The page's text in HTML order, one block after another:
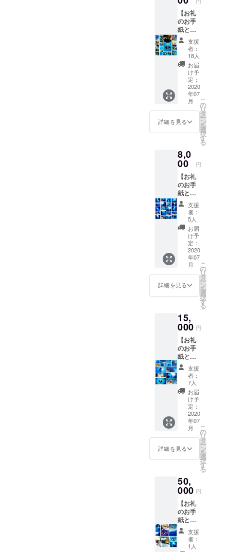
いで
す。
お送り
致しま
す。 ※
シュ
ノーケ
ル器材
レンタ
ル券の
有効期
限は、
無期限
とさせ
て頂き
ます。
※シュ
フィ
ン、②
マスク&
シュ
ノーケ
ル、③
ライフ
ジャ
ケッ
ト、④
ウエッ
トスー
ツ、⑤
ウエッ
トブー
ツの5点
とさせ
をして
いただ
く際に
『上乗
せ支
援』を
するこ
とがで
きま
す。ご
都合許
す場合
は、上
乗せで
ご支援
すと大
変嬉し
【お礼
のお手
紙と
シュ
ノーケ
ル参加
券】 プ
ロジェ
クト終
了後、
お礼の
お手紙
とシュ
ノーケ
ル参加
券をお
しま
す。 ※
シュ
ノーケ
ル参加
券の有
効期限
は、無
期限と
させて
頂きま
す。 ※
開催場
所は沖
縄県真
栄田岬
の『青
ていま
すが、
開催時
の海況
に応じ
て決定
させて
頂きま
す。 ※
ご支援
をして
いただ
く際に
『上乗
せ支
援』を
するこ
都合許
す場合
は、上
乗せで
ご支援
頂けま
すと大
変嬉し
いで
支援
者：
18人
お届
け予
定：
2020
年07
月
詳細を見る
こ
の
リ
タ
ー
ン
を
選
択
す
る
8,0
00 円
【お礼
のお手
紙と体
験ダイ
ビング
参加
券】 プ
ロジェ
クト終
了後、
お礼の
お手紙
と体験
ダイビ
ング参
加券を
致しま
す。 ※
ダイビ
ング参
加券の
有効期
限は、
無期限
とさせ
て頂き
ます。
※ダイビ
ングの
ライセ
ンスを
お持ち
でない
す。 ※
開催場
所は沖
縄県真
栄田岬
の『青
の洞
窟』を
予定し
支援
者：
5人
お届
け予
定：
2020
年07
月
詳細を見る
こ
の
リ
タ
ー
ン
を
選
択
す
る
15,
000 円
【お礼
のお手
紙と
FUNダ
イビン
グ（2
本）参
加券】
プロ
ジェク
ト終了
後、お
礼のお
手紙と
FUNダ
イビン
本）参
加券を
お送り
致しま
す。
※FUNダ
イビン
グ参加
券の有
支援
者：
7人
お届
け予
定：
2020
年07
月
詳細を見る
こ
の
リ
タ
ー
ン
を
選
択
す
る
50,
000 円
【お礼
のお手
紙と
オープ
ン
ウォー
支援
者：
1人